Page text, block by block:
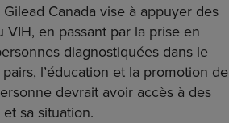
Canada vise à appuyer des
en passant par la prise en
diagnostiquées dans le
l’éducation et la promotion de
devrait avoir accès à des
sa situation.